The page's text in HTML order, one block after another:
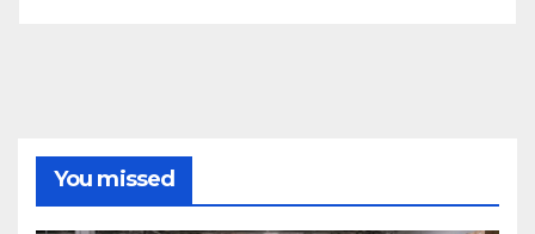
You missed